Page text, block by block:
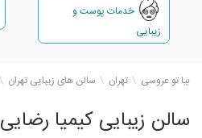
سالن زیبایی کیمیا رضایی
بیا تو عروسی تهران سالن های زیبایی تهران
خدمات پوست و
زیبایی